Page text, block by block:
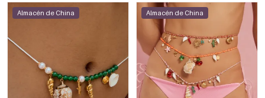
Almacén de China Almacén de China